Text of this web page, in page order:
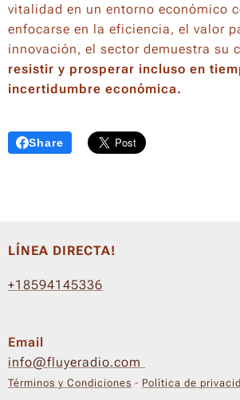
vitalidad en un entorno económico
enfocarse en la eficiencia, el valor
innovación, el sector demuestra su
resistir y prosperar incluso en
incertidumbre económica.
Share
LÍNEA DIRECTA!
+18594145336
Email
info@fluyeradio.com
Términos y Condiciones - Política de